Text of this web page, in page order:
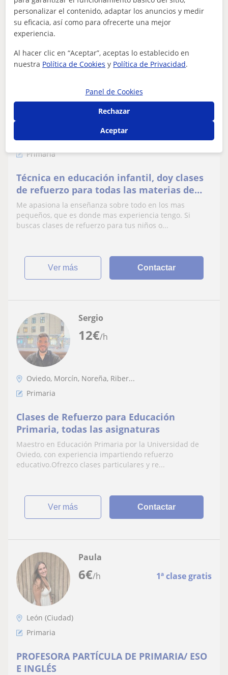
Contactar
9€/h
Mieres Asturias
Primaria
Técnica en educación infantil, doy clases
de refuerzo para todas las materias de
Primaria
Me apasiona la enseñanza sobre todo en los mas
pequeños, que es donde mas experiencia tengo. Si
buscas clases de refuerzo para tus niños o...
ver más Contactar
12€/h
Sergio
Oviedo, Morcín, Noreña, Riber...
Primaria
Clases de Refuerzo para Educación
Primaria, todas las asignaturas
Maestro en Educación Primaria por la Universidad de
Oviedo, con experiencia impartiendo refuerzo
educativo.Ofrezco clases particulares y re...
ver más Contactar
6€/h 1ª clase gratis
Paula
León (Ciudad)
Primaria
PROFESORA PARTÍCULA DE PRIMARIA/ ESO
E INGLÉS
personalizar el contenido, adaptar los anuncios y medir
su eficacia, así como para ofrecerte una mejor
experiencia.
Al hacer clic en “Aceptar”, aceptas lo establecido en
nuestra Política de Cookies y Política de Privacidad.
Panel de Cookies
Rechazar
Aceptar